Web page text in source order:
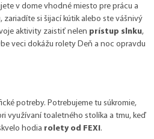
v dome vhodné miesto pre prácu a
zariadíte si šijací kútik alebo ste vášnivý
aktivity zaistiť nelen prístup slnku,
veci dokážu rolety Deň a noc opravdu
potreby. Potrebujeme tu súkromie,
využívaní toaletného stolíka a tmu, keď
hodia rolety od FEXI.